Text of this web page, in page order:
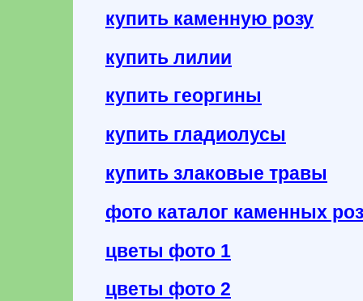
купить каменную розу
купить лилии
купить георгины
купить гладиолусы
купить злаковые травы
фото каталог каменных роз
цветы фото 1
цветы фото 2